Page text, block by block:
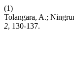
(1)
Tolangara, A.;
2, 130-137.